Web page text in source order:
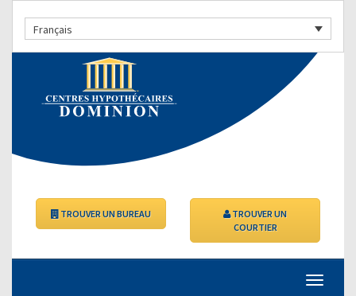
Français
TROUVER UN BUREAU
TROUVER UN
COURTIER